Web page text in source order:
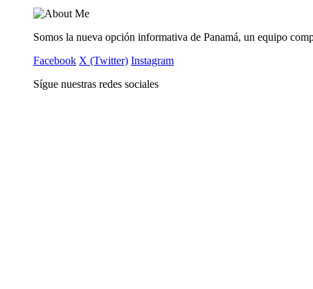
Somos la nueva opción informativa de Panamá, un equipo
Facebook X (Twitter) Instagram
Sígue nuestras redes sociales